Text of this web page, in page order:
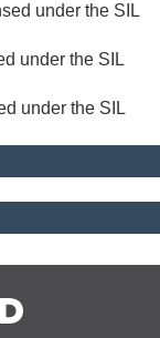
under the SIL
under the SIL
under the SIL